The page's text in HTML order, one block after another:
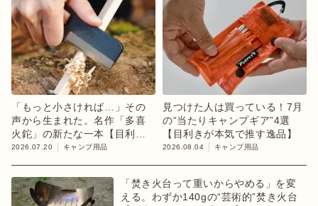
「もっと小さければ…」その
声から生まれた。名作「多喜
火鉈」の新たな一本【目利き
のキャンプギア】
2026.07.20 キャンプ用品
見つけた人は買っている！7月
の“当たりキャンプギア”4選
【目利きが本気で推す逸品】
2026.08.04 キャンプ用品
「焚き火台って重いからやめる」を変
える。わずか140gの“芸術的”焚き火台